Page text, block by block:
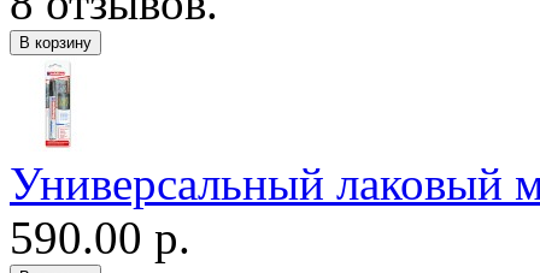
Универсальный лаковый
590.00 р.